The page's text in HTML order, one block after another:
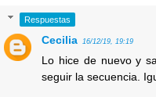
Respuestas
Cecilia 16/12/19, 19:19
Lo hice de nuevo y
seguir la secuencia.